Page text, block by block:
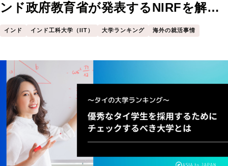
ンド政府教育省が発表するNIRFを解説
（ダウンロード資料付き）
インド インド工科大学（IIT） 大学ランキング 海外の就活事情